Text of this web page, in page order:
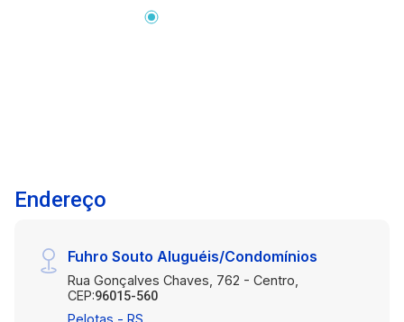
Endereço
Fuhro Souto Aluguéis/Condomínios
Rua Gonçalves Chaves, 762 - Centro,
CEP:96015-560